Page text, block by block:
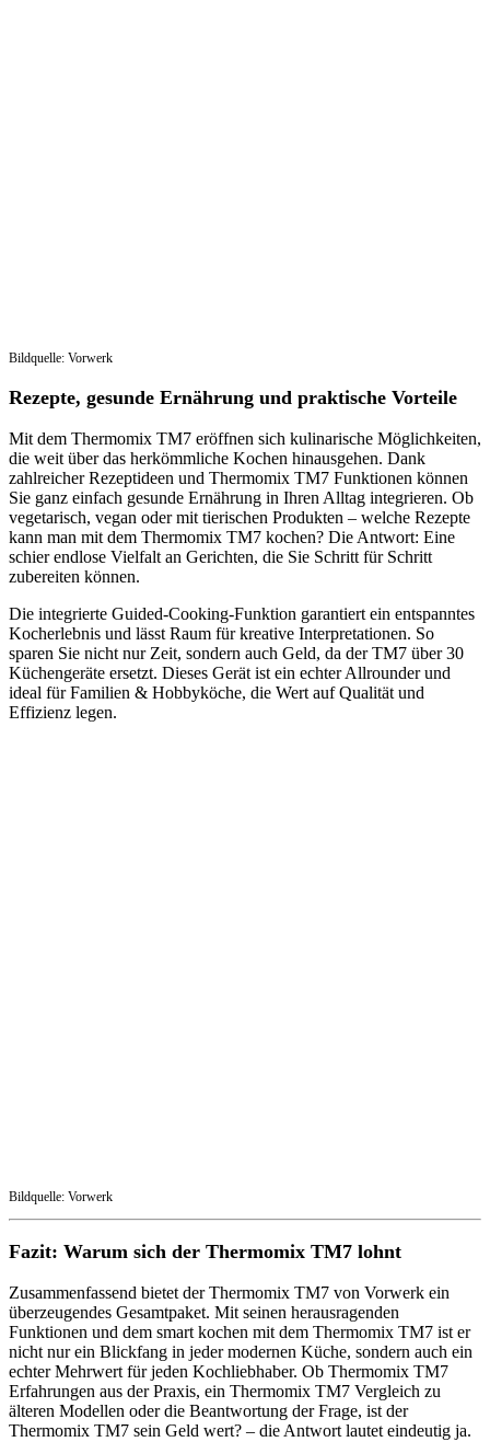
Bildquelle: Vorwerk
Rezepte, gesunde Ernährung und praktische Vorteile
Mit dem Thermomix TM7 eröffnen sich kulinarische Möglichkeiten,
die weit über das herkömmliche Kochen hinausgehen. Dank
zahlreicher Rezeptideen und Thermomix TM7 Funktionen können
Sie ganz einfach gesunde Ernährung in Ihren Alltag integrieren. Ob
vegetarisch, vegan oder mit tierischen Produkten – welche Rezepte
kann man mit dem Thermomix TM7 kochen? Die Antwort: Eine
schier endlose Vielfalt an Gerichten, die Sie Schritt für Schritt
zubereiten können.
Die integrierte Guided-Cooking-Funktion garantiert ein entspanntes
Kocherlebnis und lässt Raum für kreative Interpretationen. So
sparen Sie nicht nur Zeit, sondern auch Geld, da der TM7 über 30
Küchengeräte ersetzt. Dieses Gerät ist ein echter Allrounder und
ideal für Familien & Hobbyköche, die Wert auf Qualität und
Effizienz legen.
Bildquelle: Vorwerk
Fazit: Warum sich der Thermomix TM7 lohnt
Zusammenfassend bietet der Thermomix TM7 von Vorwerk ein
überzeugendes Gesamtpaket. Mit seinen herausragenden
Funktionen und dem smart kochen mit dem Thermomix TM7 ist er
nicht nur ein Blickfang in jeder modernen Küche, sondern auch ein
echter Mehrwert für jeden Kochliebhaber. Ob Thermomix TM7
Erfahrungen aus der Praxis, ein Thermomix TM7 Vergleich zu
älteren Modellen oder die Beantwortung der Frage, ist der
Thermomix TM7 sein Geld wert? – die Antwort lautet eindeutig ja.